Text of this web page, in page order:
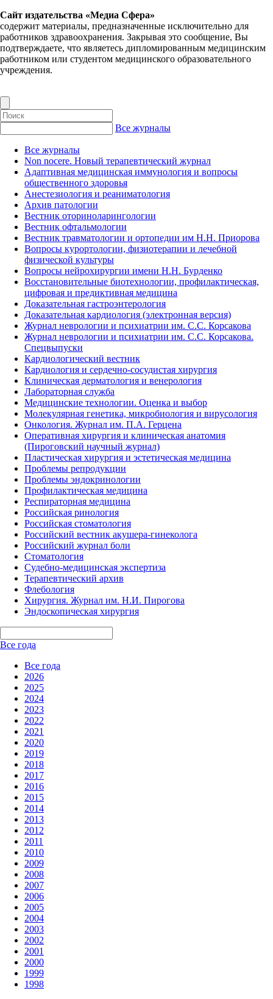
Сайт издательства «Медиа Сфера»
содержит материалы, предназначенные исключительно для
работников здравоохранения. Закрывая это сообщение, Вы
подтверждаете, что являетесь дипломированным медицинским
работником или студентом медицинского образовательного
учреждения.
Все журналы
Все журналы
Non nocere. Новый терапевтический журнал
Адаптивная медицинская иммунология и вопросы
общественного здоровья
Анестезиология и реаниматология
Архив патологии
Вестник оториноларингологии
Вестник офтальмологии
Вестник травматологии и ортопедии им Н.Н. Приорова
Вопросы курортологии, физиотерапии и лечебной
физической культуры
Вопросы нейрохирургии имени Н.Н. Бурденко
Восстановительные биотехнологии, профилактическая,
цифровая и предиктивная медицина
Доказательная гастроэнтерология
Доказательная кардиология (электронная версия)
Журнал неврологии и психиатрии им. С.С. Корсакова
Журнал неврологии и психиатрии им. С.С. Корсакова.
Спецвыпуски
Кардиологический вестник
Кардиология и сердечно-сосудистая хирургия
Клиническая дерматология и венерология
Лабораторная служба
Медицинские технологии. Оценка и выбор
Молекулярная генетика, микробиология и вирусология
Онкология. Журнал им. П.А. Герцена
Оперативная хирургия и клиническая анатомия
(Пироговский научный журнал)
Пластическая хирургия и эстетическая медицина
Проблемы репродукции
Проблемы эндокринологии
Профилактическая медицина
Респираторная медицина
Российская ринология
Российская стоматология
Российский вестник акушера-гинеколога
Российский журнал боли
Стоматология
Судебно-медицинская экспертиза
Терапевтический архив
Флебология
Хирургия. Журнал им. Н.И. Пирогова
Эндоскопическая хирургия
Все года
Все года
2026
2025
2024
2023
2022
2021
2020
2019
2018
2017
2016
2015
2014
2013
2012
2011
2010
2009
2008
2007
2006
2005
2004
2003
2002
2001
2000
1999
1998